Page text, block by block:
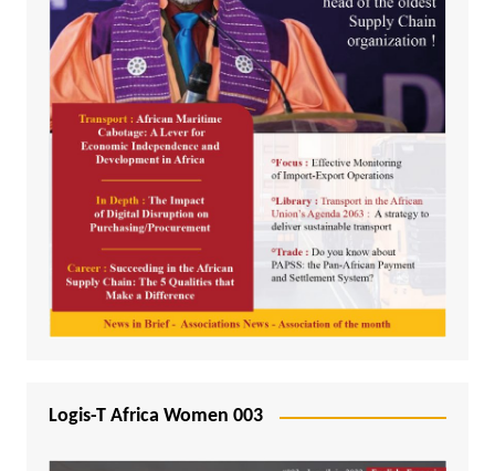
Logis-T Africa Women 003